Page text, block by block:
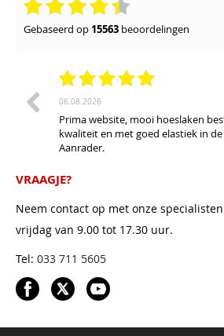
gebaseerd op 15563 beoordelingen
06.08.2026
Prima website, mooi hoeslaken
kwaliteit en met goed elastiek in
Aanrader.
VRAAGJE?
Neem contact op met onze
vrijdag van 9.00 tot 17.30 uur.
Tel: 033 711 5605